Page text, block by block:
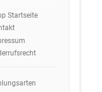
Startseite